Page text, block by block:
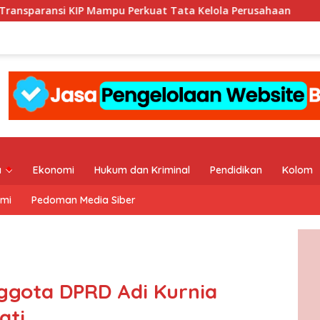
Perkuat Tata Kelola Perusahaan Yudo Margono
Ekonomi Hukum dan Kriminal Pendidikan Kolom
Pedoman Media Siber
DPRD Adi Kurnia